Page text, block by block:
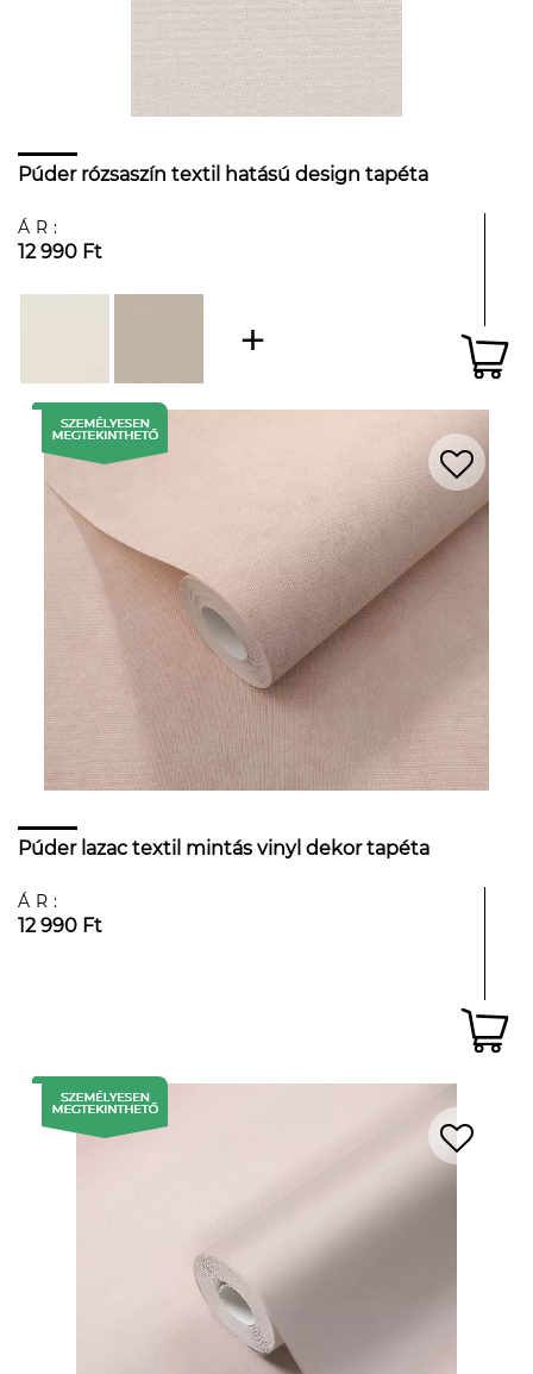
Púder rózsaszín textil hatású design tapéta
ÁR:
12 990 Ft
Púder lazac textil mintás vinyl dekor tapéta
ÁR:
12 990 Ft